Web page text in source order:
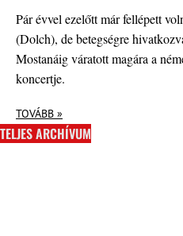
Pár évvel ezelőtt már fellépett
(Dolch), de betegségre
Mostanáig váratott magára a
koncertje.
TOVÁBB »
TELJES ARCHÍVUM